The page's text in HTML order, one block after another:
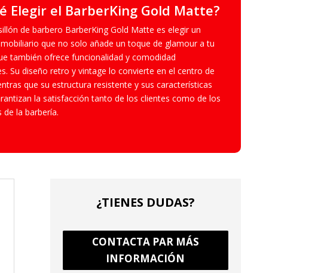
Elegir el BarberKing Gold Matte?
de barbero BarberKing Gold Matte es elegir un
que no solo añade un toque de glamour a tu
también ofrece funcionalidad y comodidad
Su diseño retro y vintage lo convierte en el centro de
que su estructura resistente y sus características
la satisfacción tanto de los clientes como de los
la barbería.
¿TIENES DUDAS?
CONTACTA PAR MÁS
INFORMACIÓN